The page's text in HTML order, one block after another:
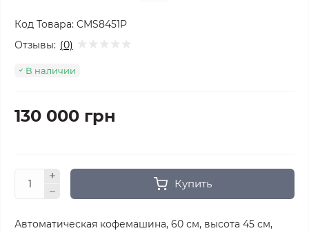
Код Товара: CMS8451P
Отзывы: (0)
В наличии
130 000 грн
Купить
Автоматическая кофемашина, 60 см, высота 45 см,